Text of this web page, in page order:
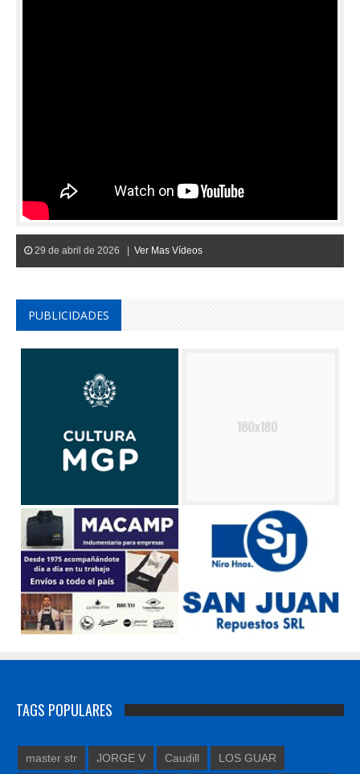
29 de abril de 2026 | Ver Mas Vídeos
PUBLICIDADES
TAGS POPULARES
master str JORGE V Caudill LOS GUAR